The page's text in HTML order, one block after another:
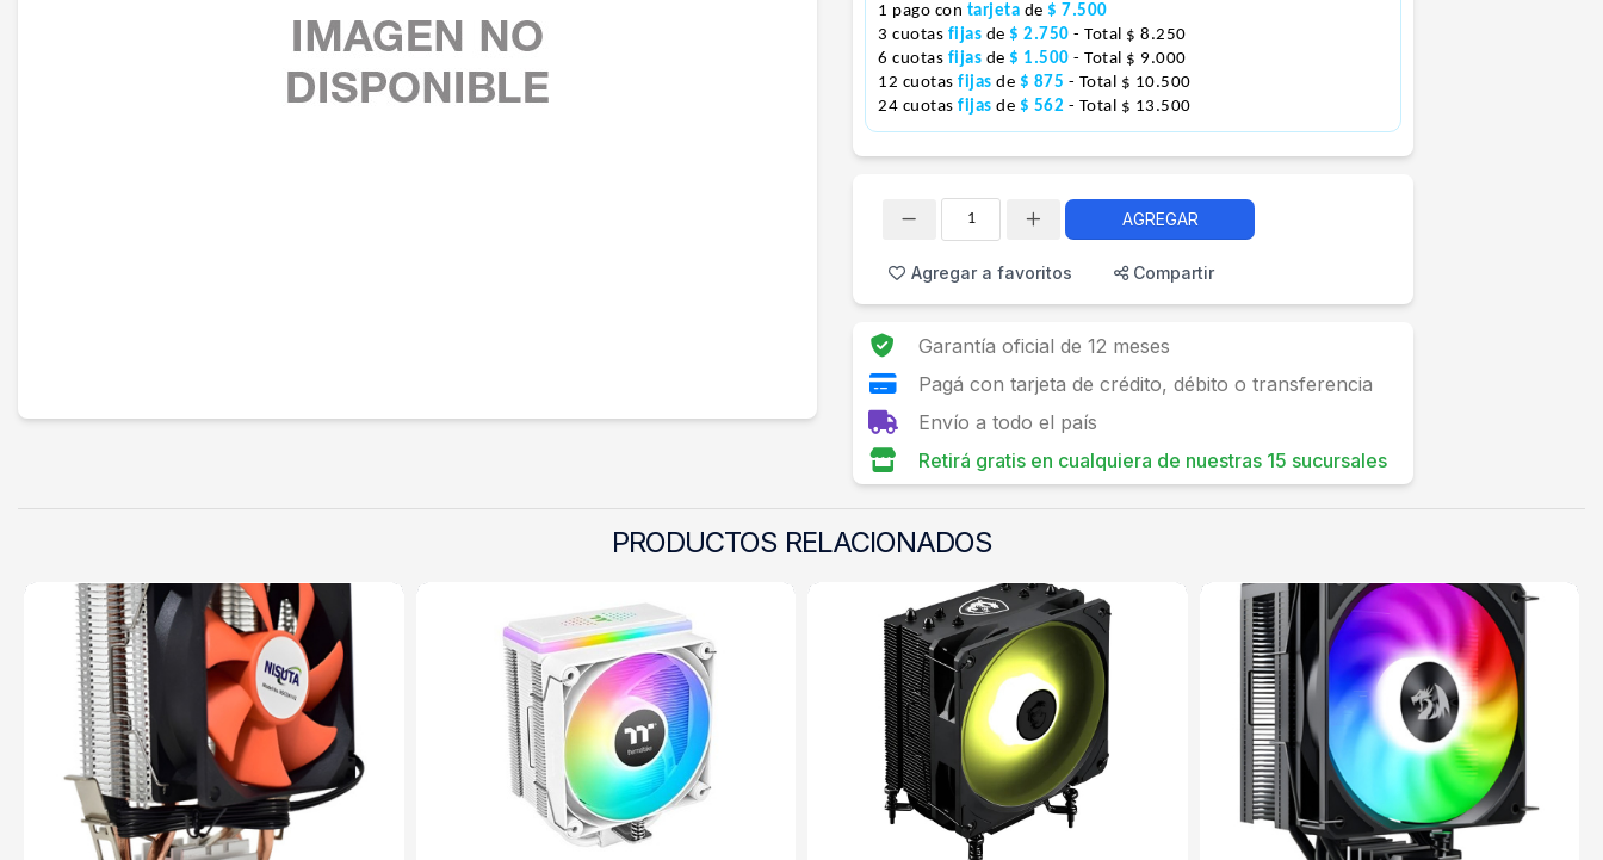
1 pago con tarjeta de $ 7.500
3 cuotas fijas de $ 2.750 - Total $ 8.250
6 cuotas fijas de $ 1.500 - Total $ 9.000
12 cuotas fijas de $ 875 - Total $ 10.500
24 cuotas fijas de $ 562 - Total $ 13.500
AGREGAR
Agregar a favoritos Compartir
Garantía oficial de 12 meses
Pagá con tarjeta de crédito, débito o transferencia
Envío a todo el país
Retirá gratis en cualquiera de nuestras 15 sucursales
PRODUCTOS RELACIONADOS